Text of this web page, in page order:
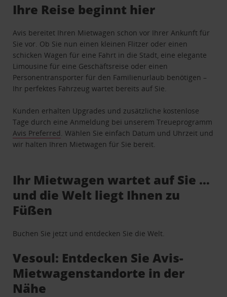
Ihre Reise beginnt hier
Avis bereitet Ihren Mietwagen schon vor Ihrer Ankunft für
Sie vor. Ob Sie nun einen kleinen Flitzer oder einen
schicken Wagen für eine Fahrt in die Stadt, eine elegante
Limousine für eine Geschäftsreise oder einen
Personentransporter für den Familienurlaub benötigen –
Ihr perfektes Fahrzeug wartet bereits auf Sie.
Kunden erhalten Upgrades und zusätzliche kostenlose
Tage durch eine Anmeldung bei unserem Treueprogramm
Avis Preferred . Wählen Sie einfach Datum und Uhrzeit und
wir halten Ihren Mietwagen für Sie bereit.
Ihr Mietwagen wartet auf Sie …
und die Welt liegt Ihnen zu
Füßen
Buchen Sie jetzt und entdecken Sie die Welt.
Vesoul: Entdecken Sie Avis-
Mietwagenstandorte in der
Nähe